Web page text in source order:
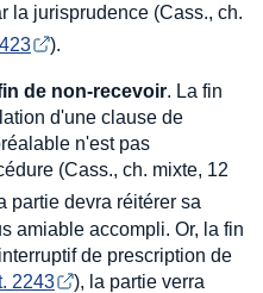
la jurisprudence (Cass., ch.
).
de non-recevoir. La fin
d'une clause de
n'est pas
(Cass., ch. mixte, 12
partie devra réitérer sa
amiable accompli. Or, la fin
de prescription de
2243
), la partie verra